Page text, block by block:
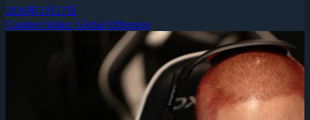
2026年2月27日
Counter-Strike: Global Offensive